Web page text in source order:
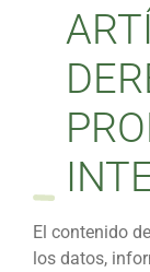
El contenido
los datos,